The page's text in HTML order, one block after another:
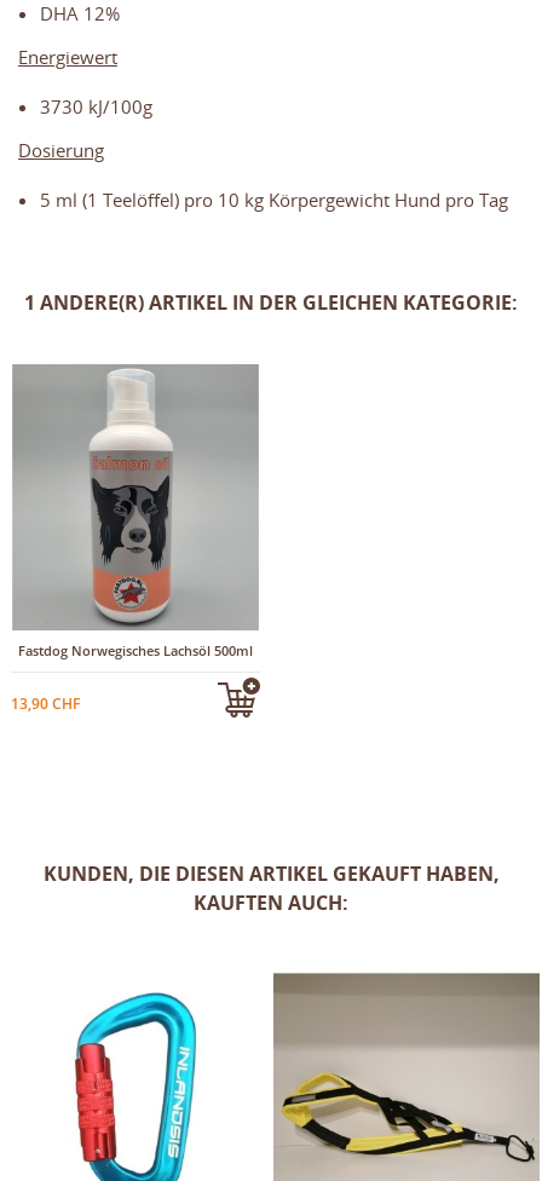
DHA 12%
Energiewert
3730 kJ/100g
Dosierung
5 ml (1 Teelöffel) pro 10 kg Körpergewicht Hund pro Tag
1 ANDERE(R) ARTIKEL IN DER GLEICHEN KATEGORIE:
Fastdog Norwegisches Lachsöl 500ml
13,90 CHF
KUNDEN, DIE DIESEN ARTIKEL GEKAUFT HABEN,
KAUFTEN AUCH: